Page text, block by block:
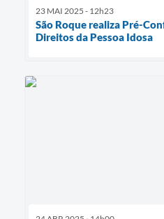
23 MAI 2025 - 12h23
São Roque realiza Pré-
Direitos da Pessoa Idosa